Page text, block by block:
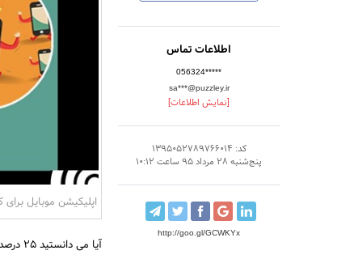
اطلاعات تماس
056324*****
sa***@puzzley.ir
[نمایش اطلاعات]
کد: 1395052789766014
پنج‌شنبه 28 مرداد 95 ساعت 10:12
http://goo.gl/GCWKYx
اپلیکیشن موبایل
آیا می دانستید 25 درصد از مردم، فقط و فقط از طریق موبایل اینترنت میروند؟